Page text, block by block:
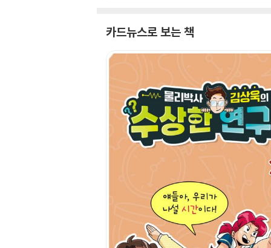
카드뉴스로 보는 책